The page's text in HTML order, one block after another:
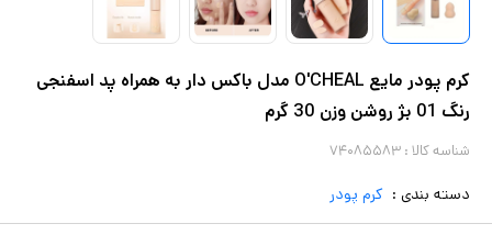
کرم پودر مایع O'CHEAL مدل باکس دار به همراه پد اسفنجی
رنگ 01 بژ روشن وزن 30 گرم
شناسه کالا : ۷۴۰۸۵۵۸۳
دسته بندی : کرم پودر